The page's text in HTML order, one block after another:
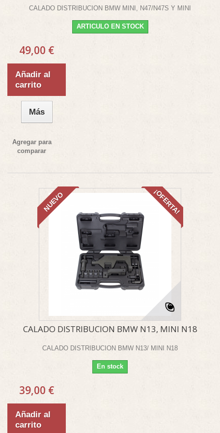
CALADO DISTRIBUCION BMW MINI, N47/N47S Y MINI
ARTICULO EN STOCK
49,00 €
Añadir al
carrito
Más
Agregar para
comparar
NUEVO ¡OFERTA!
CALADO DISTRIBUCION BMW N13, MINI N18
CALADO DISTRIBUCION BMW N13/ MINI N18
En stock
39,00 €
Añadir al
carrito